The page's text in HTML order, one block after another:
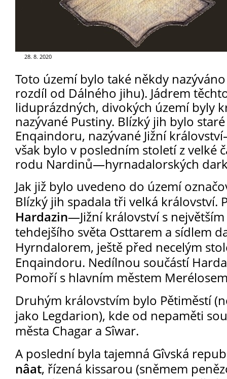
FÓRUM - FORUM
28. 8. 2020
Toto území bylo také někdy
rozdíl od Dálného jihu). Jádrem
liduprázdných, divokých území byly
nazývané Pustiny. Blízký jih bylo
Enqaindoru, nazývané Jižní
však bylo v posledním století z velké
rodu Nardinů—hyrnadalorských
Jak již bylo uvedeno do území
Blízký jih spadala tři velká království.
Hardazin—Jižní království s
tehdejšího světa Osttarem a sídlem
Hyrndalorem, ještě před necelým
Enqaindoru. Nedílnou součástí
Pomoří s hlavním městem
Druhým královstvím bylo Pětiměstí
jako Legdarion), kde od nepaměti
města Chagar a Sîwar.
A poslední byla tajemná Gîvská
nâat, řízená kissarou (sněmem